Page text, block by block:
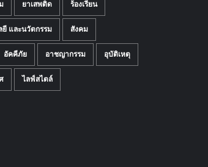
ยาเสพติด ร้องเรียน
ยี และนวัตกรรม สังคม
อัคคีภัย อาชญากรรม อุบัติเหตุ
ไลฟ์สไตล์